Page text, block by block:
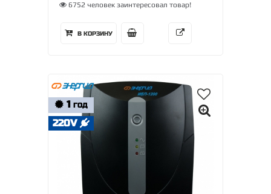
6752 человек заинтересовал товар!
В КОРЗИНУ
1 ГОД
220V